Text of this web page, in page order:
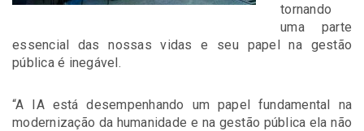
tornando
uma parte
essencial das nossas vidas e seu papel na gestão
pública é inegável.
“A IA está desempenhando um papel fundamental na
modernização da humanidade e na gestão pública ela não